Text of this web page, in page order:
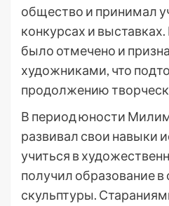
общество и принимал
конкурсах и
было отмечено и
художниками, что
продолжению
В период юности
развивал свои навыки
учиться в
получил образование
скульптуры.